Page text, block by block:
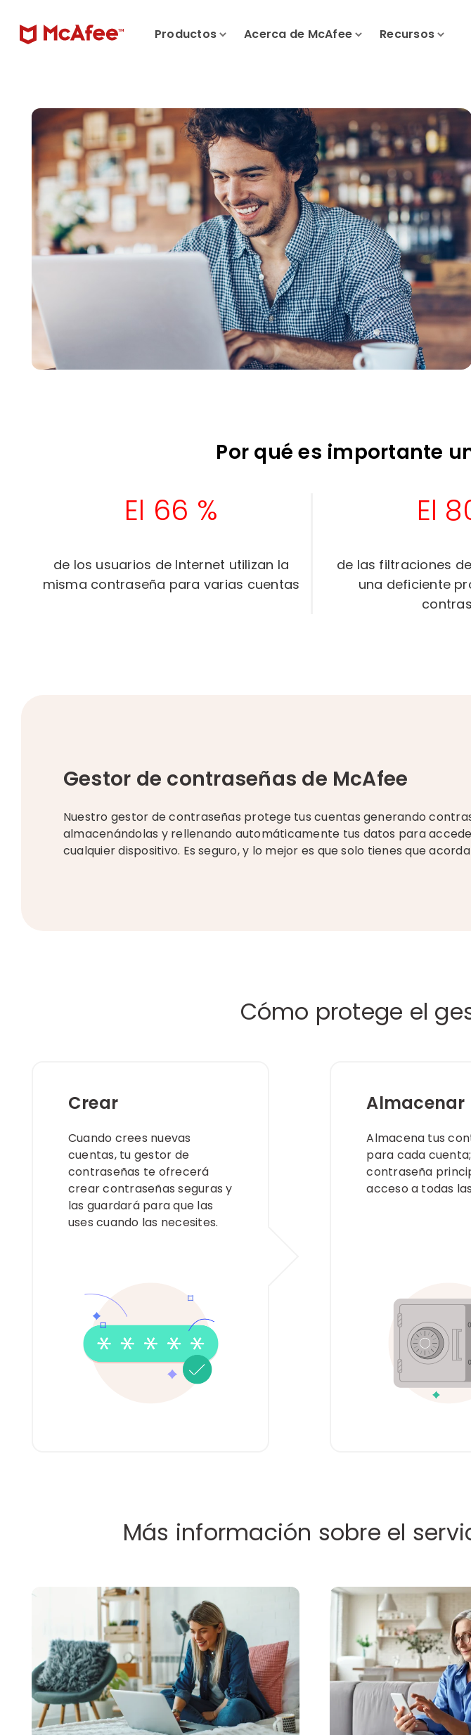
Productos Acerca de McAfee Recursos
Por qué es importante
El 66 %
de los usuarios de Internet utilizan la
misma contraseña para varias cuentas
El
de las filtraciones
una deficiente
Gestor de contraseñas de McAfee
Nuestro gestor de contraseñas protege tus cuentas generando
almacenándolas y rellenando automáticamente tus datos para
cualquier dispositivo. Es seguro, y lo mejor es que solo tienes que
Cómo protege el
Crear
Cuando crees nuevas
cuentas, tu gestor de
contraseñas te ofrecerá
crear contraseñas seguras y
las guardará para que las
uses cuando las necesites. ​
Almacenar
Almacena tus
para cada
contraseña
acceso a todas
Más información sobre el